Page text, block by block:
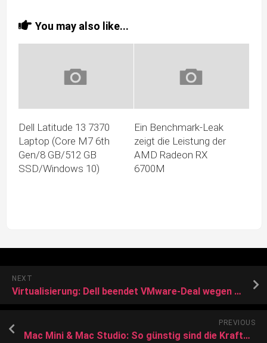
You may also like...
Dell Latitude 13 7370
Laptop (Core M7 6th
Gen/8 GB/512 GB
SSD/Windows 10)
Ein Benchmark-Leak
zeigt die Leistung der
AMD Radeon RX
6700M
NEXT
Virtualisierung: Dell beendet VMware-Deal wegen Broadcom
PREVIOUS
Mac Mini & Mac Studio: So günstig sind die Kraftpakete von Apple jetzt